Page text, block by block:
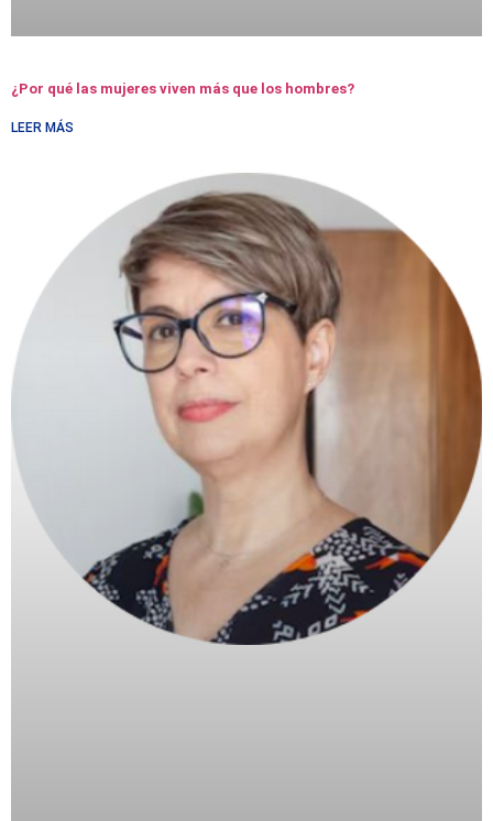
¿Por qué las mujeres viven más que los hombres?
LEER MÁS